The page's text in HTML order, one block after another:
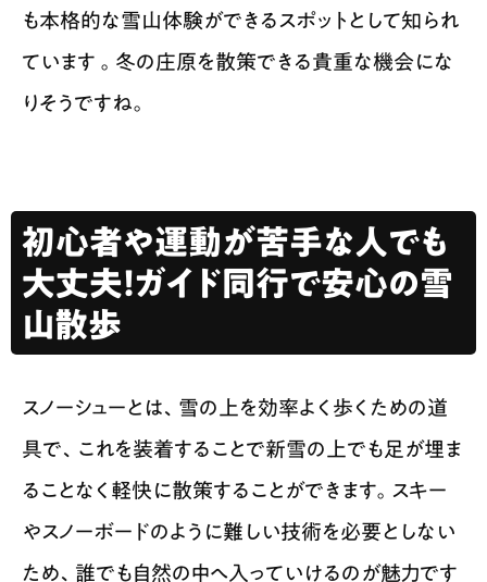
も本格的な雪山体験ができるスポットとして知られ
ています 。冬の庄原を散策できる貴重な機会にな
りそうですね。
初心者や運動が苦手な人でも
大丈夫！ガイド同行で安心の雪
山散歩
スノーシューとは、雪の上を効率よく歩くための道
具で、これを装着することで新雪の上でも足が埋ま
ることなく軽快に散策することができます。スキー
やスノーボードのように難しい技術を必要としない
ため、誰でも自然の中へ入っていけるのが魅力です